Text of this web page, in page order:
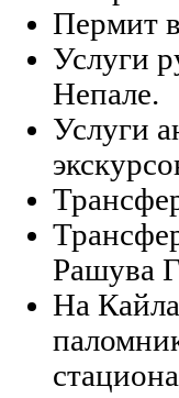
Пермит
Услуги
Непале.
Услуги
Рашува
На